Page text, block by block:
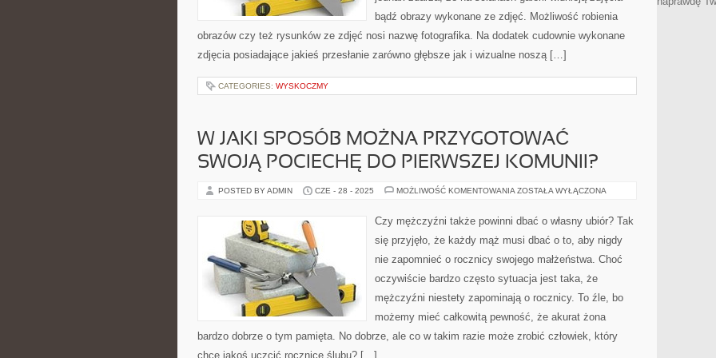
bądź obrazy wykonane ze zdjęć. Możliwość robienia
obrazów czy też rysunków ze zdjęć nosi nazwę fotografika. Na dodatek cudownie wykonane
zdjęcia posiadające jakieś przesłanie zarówno głębsze jak i wizualne noszą […]
CATEGORIES: WYSKOCZMY
W JAKI SPOSÓB MOŻNA PRZYGOTOWAĆ
SWOJĄ POCIECHĘ DO PIERWSZEJ KOMUNII?
POSTED BY ADMIN CZE - 28 - 2025 MOŻLIWOŚĆ KOMENTOWANIA W
MOŻNA
PRZYGOTOWAĆ
POCIECHĘ
PIERWSZEJ
ZOSTAŁA WYŁĄCZONA
Czy mężczyźni także powinni dbać o własny ubiór? Tak
się przyjęło, że każdy mąż musi dbać o to, aby nigdy
nie zapomnieć o rocznicy swojego małżeństwa. Choć
oczywiście bardzo często sytuacja jest taka, że
mężczyźni niestety zapominają o rocznicy. To źle, bo
możemy mieć całkowitą pewność, że akurat żona
bardzo dobrze o tym pamięta. No dobrze, ale co w takim razie może zrobić człowiek, który
chce jakoś uczcić rocznicę ślubu? […]